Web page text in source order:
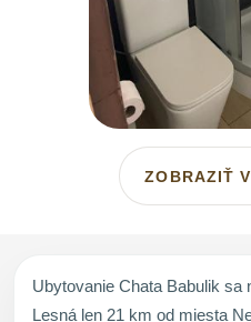
ZOBRAZIŤ
Ubytovanie Chata Babulik sa
Lesná len 21 km od miesta